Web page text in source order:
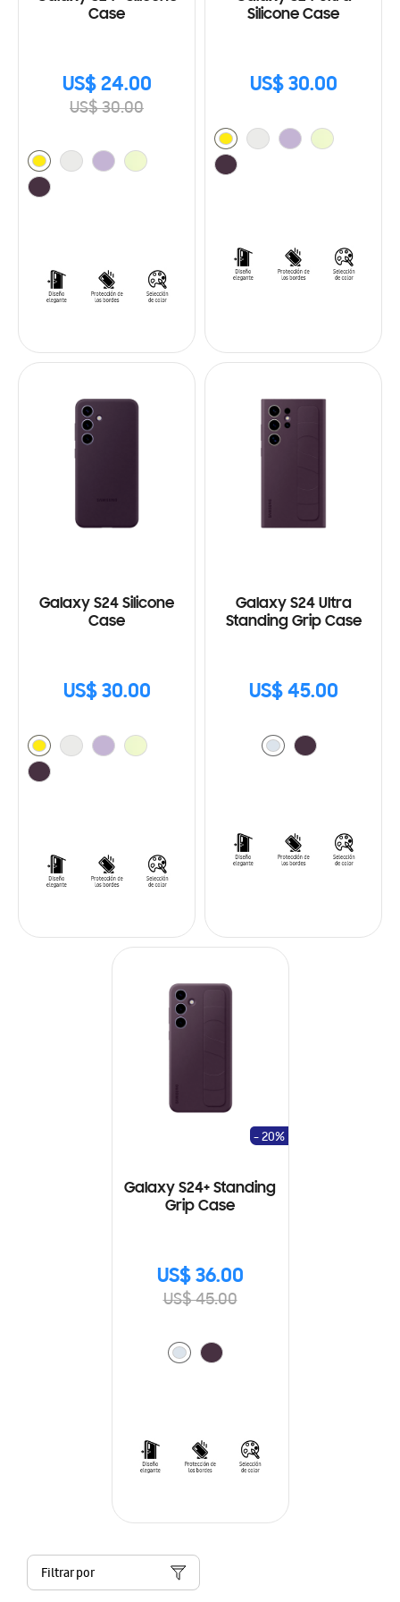
Case
US$ 24.00
US$ 30.00
Silicone Case
US$ 30.00
Galaxy S24 Silicone
Case
US$ 30.00
Galaxy S24 Ultra
Standing Grip Case
US$ 45.00
Galaxy S24+ Standing
Grip Case
US$ 36.00
US$ 45.00
- 20%
Filtrar por